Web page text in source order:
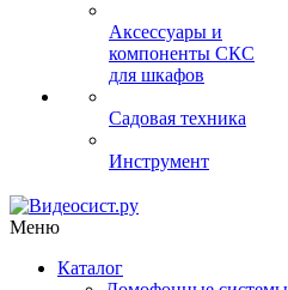
Аксессуары и
компоненты СКС
для шкафов
Садовая техника
Инструмент
Меню
Каталог